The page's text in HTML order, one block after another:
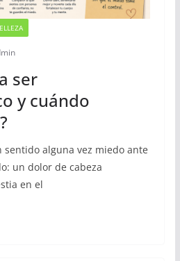
ser
y cuándo
sentido alguna vez miedo ante
un dolor de cabeza
en el